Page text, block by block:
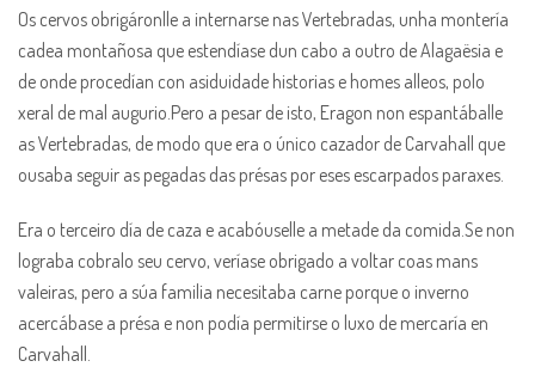
Os cervos obrigáronlle a internarse nas Vertebradas, unha montería
cadea montañosa que estendíase dun cabo a outro de Alagaësia e
de onde procedían con asiduidade historias e homes alleos, polo
xeral de mal augurio.Pero a pesar de isto, Eragon non espantáballe
as Vertebradas, de modo que era o único cazador de Carvahall que
ousaba seguir as pegadas das présas por eses escarpados paraxes.
Era o terceiro día de caza e acabóuselle a metade da comida.Se non
lograba cobralo seu cervo, veríase obrigado a voltar coas mans
valeiras, pero a súa familia necesitaba carne porque o inverno
acercábase a présa e non podía permitirse o luxo de mercaría en
Carvahall.